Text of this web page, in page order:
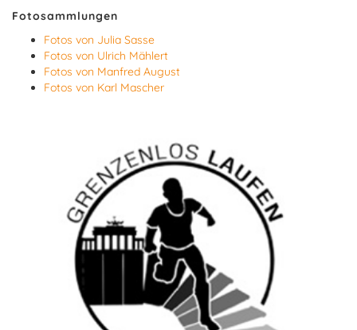
Fotosammlungen
Fotos von Julia Sasse
Fotos von Ulrich Mählert
Fotos von Manfred August
Fotos von Karl Mascher